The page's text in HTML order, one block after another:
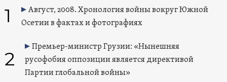
1
Август, 2008. Хронология войны вокруг Южной
Осетии в фактах и фотографиях
2
Премьер-министр Грузии: «Нынешняя
русофобия оппозиции является директивой
Партии глобальной войны»